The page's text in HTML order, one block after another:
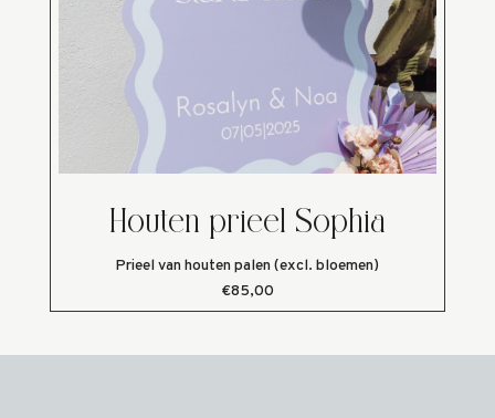
Houten prieel Sophia
Prieel van houten palen (excl. bloemen)
€85,00